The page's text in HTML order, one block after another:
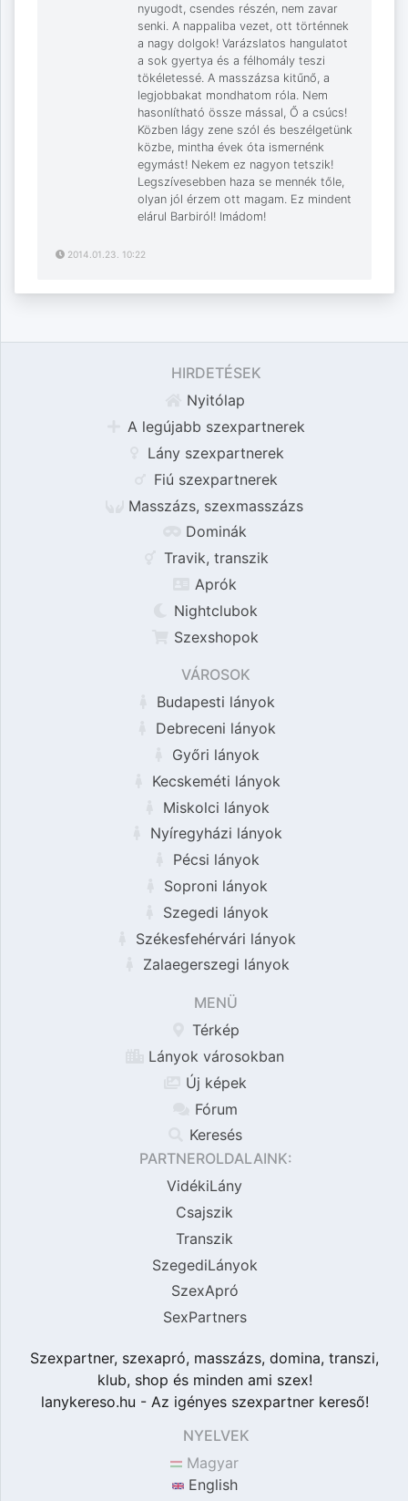
nyugodt, csendes részén, nem zavar
senki. A nappaliba vezet, ott történnek
a nagy dolgok! Varázslatos hangulatot
a sok gyertya és a félhomály teszi
tökéletessé. A masszázsa kitűnő, a
legjobbakat mondhatom róla. Nem
hasonlítható össze mással, Ő a csúcs!
Közben lágy zene szól és beszélgetünk
közbe, mintha évek óta ismernénk
egymást! Nekem ez nagyon tetszik!
Legszívesebben haza se mennék tőle,
olyan jól érzem ott magam. Ez mindent
elárul Barbiról! Imádom!
2014.01.23. 10:22
HIRDETÉSEK
Nyitólap
A legújabb szexpartnerek
Lány szexpartnerek
Fiú szexpartnerek
Masszázs, szexmasszázs
Dominák
Travik, transzik
Aprók
Nightclubok
Szexshopok
VÁROSOK
Budapesti lányok
Debreceni lányok
Győri lányok
Kecskeméti lányok
Miskolci lányok
Nyíregyházi lányok
Pécsi lányok
Soproni lányok
Szegedi lányok
Székesfehérvári lányok
Zalaegerszegi lányok
MENÜ
Térkép
Lányok városokban
Új képek
Fórum
Keresés
PARTNEROLDALAINK:
VidékiLány
Csajszik
Transzik
SzegediLányok
SzexApró
SexPartners
Szexpartner, szexapró, masszázs, domina, transzi,
klub, shop és minden ami szex!
lanykereso.hu - Az igényes szexpartner kereső!
NYELVEK
Magyar
English